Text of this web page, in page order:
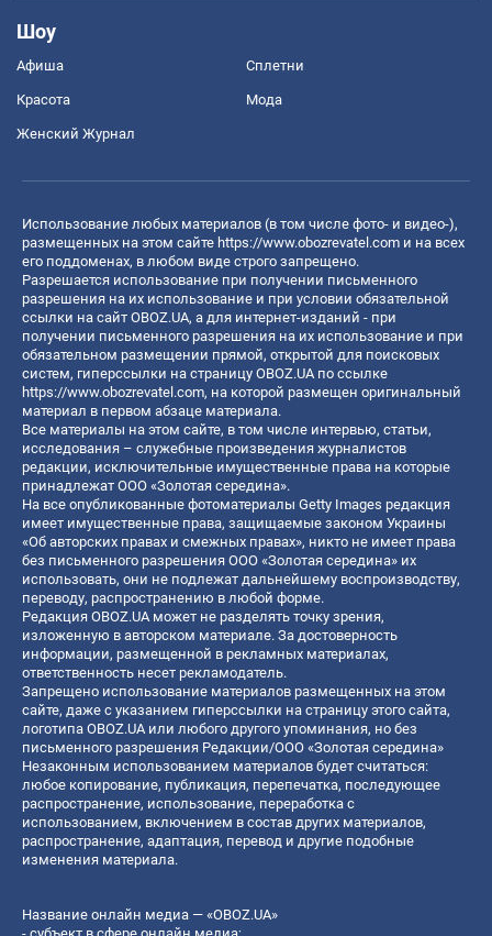
Шоу
Афиша Сплетни
Красота Мода
Женский Журнал
Использование любых материалов (в том числе фото- и видео-),
размещенных на этом сайте https://www.obozrevatel.com и на всех
его поддоменах, в любом виде строго запрещено.
Разрешается использование при получении письменного
разрешения на их использование и при условии обязательной
ссылки на сайт OBOZ.UA, а для интернет-изданий - при
получении письменного разрешения на их использование и при
обязательном размещении прямой, открытой для поисковых
систем, гиперссылки на страницу OBOZ.UA по ссылке
https://www.obozrevatel.com, на которой размещен оригинальный
материал в первом абзаце материала.
Все материалы на этом сайте, в том числе интервью, статьи,
исследования – служебные произведения журналистов
редакции, исключительные имущественные права на которые
принадлежат ООО «Золотая середина».
На все опубликованные фотоматериалы Getty Images редакция
имеет имущественные права, защищаемые законом Украины
«Об авторских правах и смежных правах», никто не имеет права
без письменного разрешения ООО «Золотая середина» их
использовать, они не подлежат дальнейшему воспроизводству,
переводу, распространению в любой форме.
Редакция OBOZ.UA может не разделять точку зрения,
изложенную в авторском материале. За достоверность
информации, размещенной в рекламных материалах,
ответственность несет рекламодатель.
Запрещено использование материалов размещенных на этом
сайте, даже с указанием гиперссылки на страницу этого сайта,
логотипа OBOZ.UA или любого другого упоминания, но без
письменного разрешения Редакции/ООО «Золотая середина»
Незаконным использованием материалов будет считаться:
любое копирование, публикация, перепечатка, последующее
распространение, использование, переработка с
использованием, включением в состав других материалов,
распространение, адаптация, перевод и другие подобные
изменения материала.
Название онлайн медиа — «OBOZ.UA»